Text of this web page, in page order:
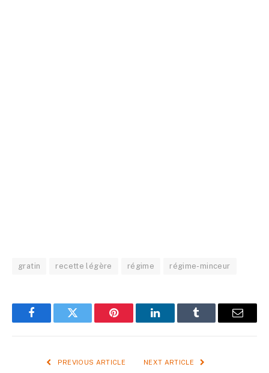
gratin recette légère régime régime-minceur
FacebookTwitter Pinterest LinkedInTumblr Email
PREVIOUS ARTICLE NEXT ARTICLE